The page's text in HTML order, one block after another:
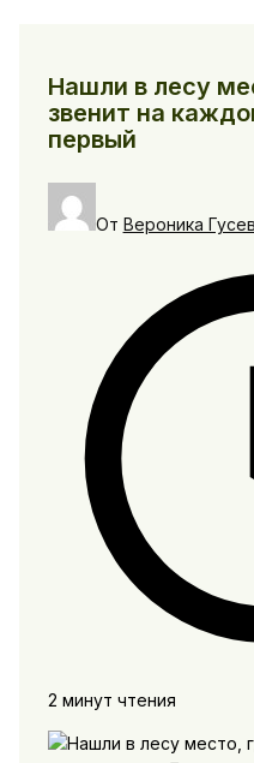
Нашли в лесу
звенит на
первый
От Вероника
2 минут чтения